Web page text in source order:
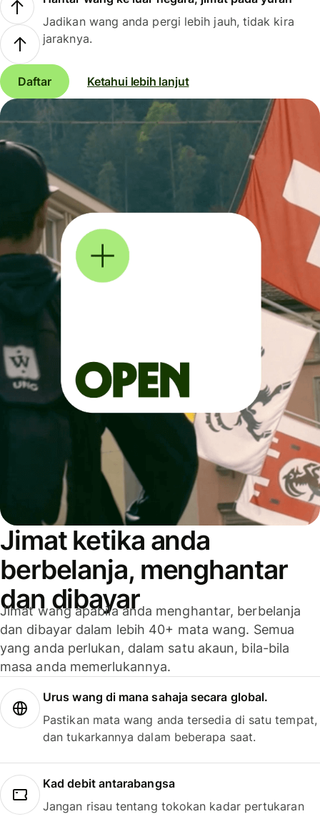
Jadikan wang anda pergi lebih jauh, tidak kira
jaraknya.
Daftar Ketahui lebih lanjut
Jimat ketika anda
berbelanja, menghantar
dan dibayar
Jimat wang apabila anda menghantar, berbelanja
dan dibayar dalam lebih 40+ mata wang. Semua
yang anda perlukan, dalam satu akaun, bila-bila
masa anda memerlukannya.
Urus wang di mana sahaja secara global.
Pastikan mata wang anda tersedia di satu tempat,
dan tukarkannya dalam beberapa saat.
Kad debit antarabangsa
Jangan risau tentang tokokan kadar pertukaran